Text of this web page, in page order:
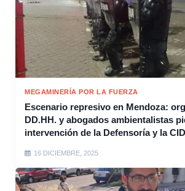
MEGAMINERÍA POR LA FUERZA
Escenario represivo en Mendoza:
DD.HH. y abogados ambientalistas
intervención de la Defensoría y la
16 DICIEMBRE, 2025